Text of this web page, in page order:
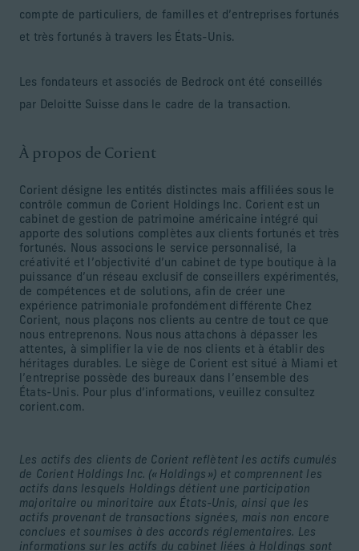
compte de particuliers, de familles et d’entreprises fortunés
et très fortunés à travers les États-Unis.
Les fondateurs et associés de Bedrock ont été conseillés
par Deloitte Suisse dans le cadre de la transaction.
À propos de Corient
Corient désigne les entités distinctes mais affiliées sous le
contrôle commun de Corient Holdings Inc. Corient est un
cabinet de gestion de patrimoine américaine intégré qui
apporte des solutions complètes aux clients fortunés et très
fortunés. Nous associons le service personnalisé, la
créativité et l’objectivité d’un cabinet de type boutique à la
puissance d’un réseau exclusif de conseillers expérimentés,
de compétences et de solutions, afin de créer une
expérience patrimoniale profondément différente Chez
Corient, nous plaçons nos clients au centre de tout ce que
nous entreprenons. Nous nous attachons à dépasser les
attentes, à simplifier la vie de nos clients et à établir des
héritages durables. Le siège de Corient est situé à Miami et
l’entreprise possède des bureaux dans l’ensemble des
États-Unis. Pour plus d’informations, veuillez consultez
corient.com.
Les actifs des clients de Corient reflètent les actifs cumulés
de Corient Holdings Inc. (« Holdings ») et comprennent les
actifs dans lesquels Holdings détient une participation
majoritaire ou minoritaire aux États-Unis, ainsi que les
actifs provenant de transactions signées, mais non encore
conclues et soumises à des accords réglementaires. Les
informations sur les actifs du cabinet liées à Holdings sont